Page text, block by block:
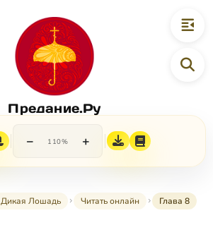
Предание.Ру
− 110% +
Лошадь Читать онлайн Глава 8